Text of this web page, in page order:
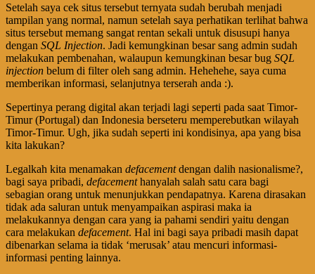
Setelah saya cek situs tersebut ternyata sudah berubah menjadi
tampilan yang normal, namun setelah saya perhatikan terlihat bahwa
situs tersebut memang sangat rentan sekali untuk disusupi hanya
dengan SQL Injection. Jadi kemungkinan besar sang admin sudah
melakukan pembenahan, walaupun kemungkinan besar bug SQL
injection belum di filter oleh sang admin. Hehehehe, saya cuma
memberikan informasi, selanjutnya terserah anda :).
Sepertinya perang digital akan terjadi lagi seperti pada saat Timor-
Timur (Portugal) dan Indonesia berseteru memperebutkan wilayah
Timor-Timur. Ugh, jika sudah seperti ini kondisinya, apa yang bisa
kita lakukan?
Legalkah kita menamakan defacementdengan dalih nasionalisme?,
bagi saya pribadi, defacementhanyalah salah satu cara bagi
sebagian orang untuk menunjukkan pendapatnya. Karena dirasakan
tidak ada saluran untuk menyampaikan aspirasi maka ia
melakukannya dengan cara yang ia pahami sendiri yaitu dengan
cara melakukan defacement. Hal ini bagi saya pribadi masih dapat
dibenarkan selama ia tidak ‘merusak’ atau mencuri informasi-
informasi penting lainnya.